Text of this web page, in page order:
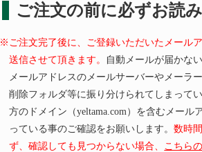
ご注文の前に必ずお読
※ご注文完了後に、ご登録いただいたメール
送信させて頂きます。
自動メールが届かな
メールアドレスのメールサーバーやメーラ
削除フォルダ等に振り分けられてしまって
方のドメイン（yeltama.com）を含むメール
っている事のご確認をお願いします。数時
ず、確認しても見つからない場合、
こちら